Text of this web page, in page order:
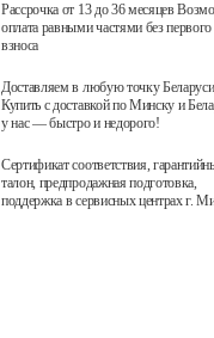
Рассрочка от 13 до 36 месяцев
оплата равными частями без первого
взноса
Доставляем в любую точку
Купить с доставкой по Минску и
у нас — быстро и недорого!
Сертификат соответствия,
талон, предпродажная подготовка,
поддержка в сервисных центрах г.